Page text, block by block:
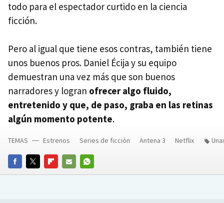
todo para el espectador curtido en la ciencia
ficción.
Pero al igual que tiene esos contras, también tiene
unos buenos pros. Daniel Écija y su equipo
demuestran una vez más que son buenos
narradores y logran ofrecer algo fluido,
entretenido y que, de paso, graba en las retinas
algún momento potente.
FACEBOOKTWITTERFLIPBOARD
E-
WHATSAPP
TEMAS Estrenos Series de ficción Antena 3 Netflix